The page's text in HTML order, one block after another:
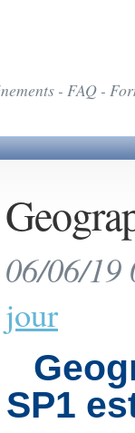
- FAQ -
06/06/
jour
SP1